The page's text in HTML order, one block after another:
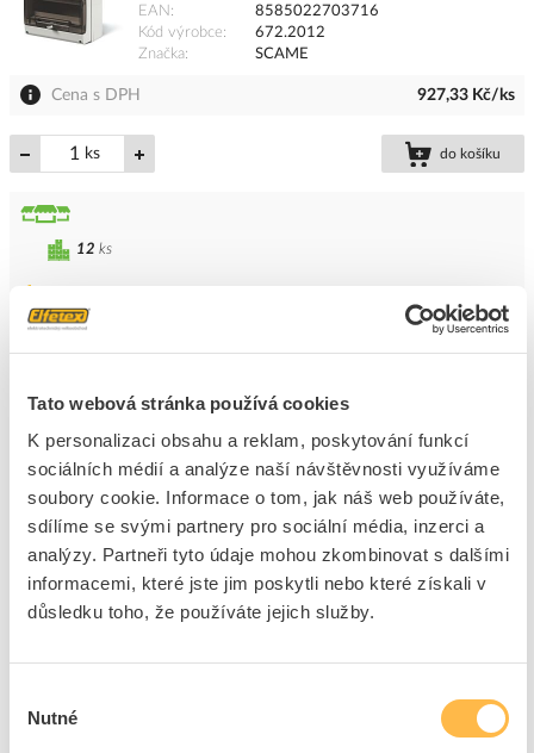
Tato webová stránka používá cookies
K personalizaci obsahu a reklam, poskytování funkcí
sociálních médií a analýze naší návštěvnosti využíváme
soubory cookie. Informace o tom, jak náš web používáte,
sdílíme se svými partnery pro sociální média, inzerci a
analýzy. Partneři tyto údaje mohou zkombinovat s dalšími
informacemi, které jste jim poskytli nebo které získali v
důsledku toho, že používáte jejich služby.
souhlasu
Nutné
EAN
8585022703716
Kód výrobce
672.2012
Značka
SCAME
Cena s DPH 927,33 Kč/ks
ks do košíku
12 ks
Kód ELFETEX
10.057.268
Kód výrobce
672.2016
Cena s DPH 1 173,32 Kč/ks
ks do košíku